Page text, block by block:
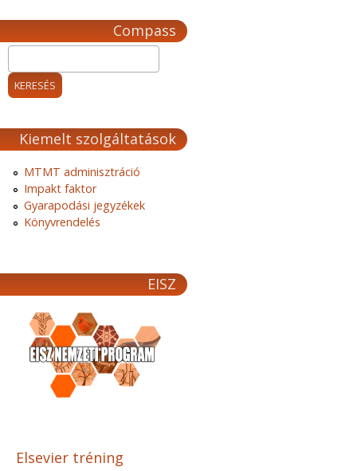
Compass
Kiemelt szolgáltatások
MTMT adminisztráció
Impakt faktor
Gyarapodási jegyzékek
Könyvrendelés
EISZ
Elsevier tréning